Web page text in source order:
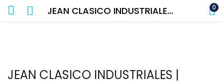
JEAN CLASICO INDUSTRIALES | dotación seguridad industrial 0
JEAN CLASICO INDUSTRIALES |